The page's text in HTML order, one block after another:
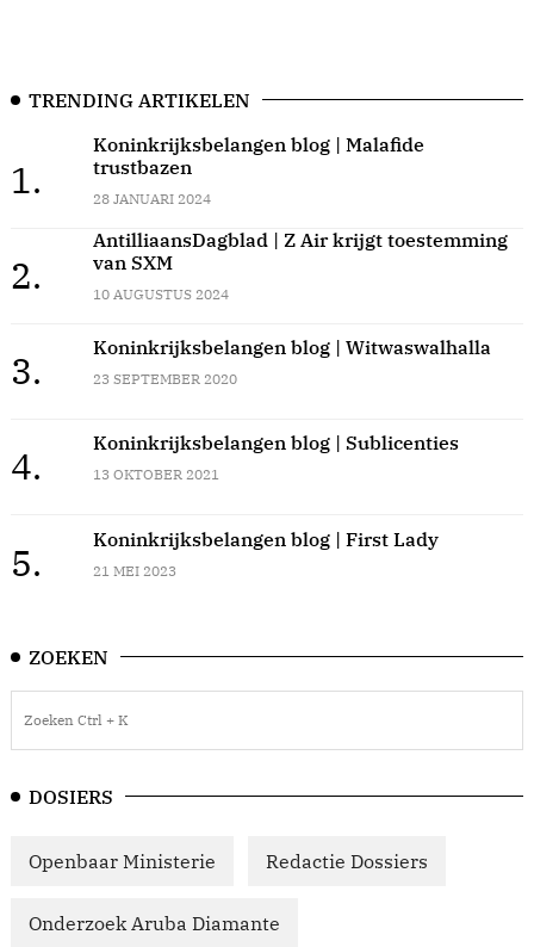
TRENDING ARTIKELEN
1.
Koninkrijksbelangen blog | Malafide
trustbazen
28 JANUARI 2024
2.
AntilliaansDagblad | Z Air krijgt toestemming
van SXM
10 AUGUSTUS 2024
3.
Koninkrijksbelangen blog | Witwaswalhalla
23 SEPTEMBER 2020
4.
Koninkrijksbelangen blog | Sublicenties
13 OKTOBER 2021
5.
Koninkrijksbelangen blog | First Lady
21 MEI 2023
ZOEKEN
DOSIERS
Openbaar Ministerie Redactie Dossiers
Onderzoek Aruba Diamante